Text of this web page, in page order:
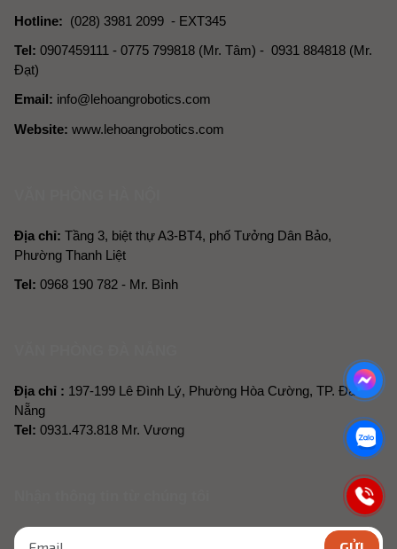
Hotline: (028) 3981 2099 - EXT345
Tel:0907459111 - 0775 799818 (Mr. Tâm) - 0931 884818 (Mr.
Đạt)
Email: info@lehoangrobotics.com
Website: www.lehoangrobotics.com
Địa chỉ: Tầng 3, biệt thự A3-BT4, phố Tưởng Dân Bảo,
Phường Thanh Liệt
Tel: 0968 190 782 - Mr. Bình
Địa chỉ : 197-199 Lê Đình Lý, Phường Hòa Cường, TP. Đà
Nẵng
Tel: 0931.473.818 Mr. Vương